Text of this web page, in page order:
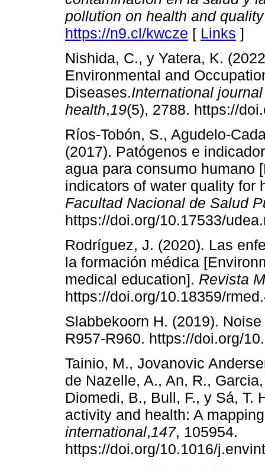
pollution on health and
https://n9.cl/kwcze [ Links ]
Nishida, C., y Yatera, K.
Environmental and
Diseases.International
health,19(5), 2788. https://
Ríos-Tobón, S., Agudelo-
(2017). Patógenos e
agua para consumo humano
indicators of water quality for
Facultad Nacional de Salud
https://doi.org/10.17533/
Rodríguez, J. (2020). Las
la formación médica
medical education]. Revista
https://doi.org/10.18359/
Slabbekoorn H. (2019).
R957-R960. https://doi.org/
Tainio, M., Jovanovic
de Nazelle, A., An, R.,
Diomedi, B., Bull, F., y Sá, T.
activity and health: A
international,147, 105954.
https://doi.org/10.1016/